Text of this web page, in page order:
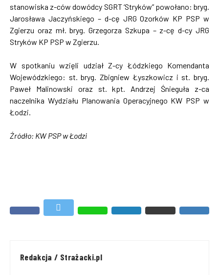
stanowiska z-ców dowódcy SGRT ‘Stryków” powołano: bryg.
Jarosława Jaczyńskiego – d-cę JRG Ozorków KP PSP w
Zgierzu oraz mł. bryg. Grzegorza Szkupa – z-cę d-cy JRG
Stryków KP PSP w Zgierzu.
W spotkaniu wzięli udział Z-cy Łódzkiego Komendanta
Wojewódzkiego: st. bryg. Zbigniew Łyszkowicz i st. bryg.
Paweł Malinowski oraz st. kpt. Andrzej Śnieguła z-ca
naczelnika Wydziału Planowania Operacyjnego KW PSP w
Łodzi.
Źródło: KW PSP w Łodzi
Redakcja / Strażacki.pl